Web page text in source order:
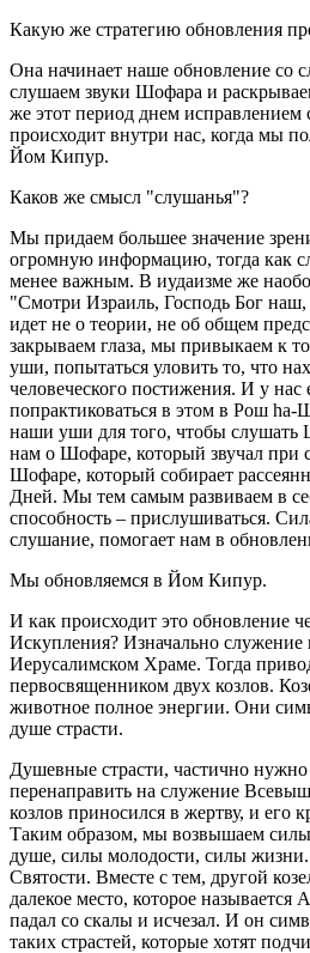
Какую же стратегию обновления
Она начинает наше обновление со
слушаем звуки Шофара и
же этот период днем исправлением
происходит внутри нас, когда мы
Йом Кипур.
Каков же смысл "слушанья"?
Мы придаем большее значение
огромную информацию, тогда как
менее важным. В иудаизме же
"Смотри Израиль, Господь Бог
идет не о теории, не об общем
закрываем глаза, мы привыкаем к
уши, попытаться уловить то, что
человеческого постижения. И у нас
попрактиковаться в этом в Рош
наши уши для того, чтобы
нам о Шофаре, который звучал при
Шофаре, который собирает
Дней. Мы тем самым развиваем в
способность – прислушиваться.
слушание, помогает нам в
Мы обновляемся в Йом Кипур.
И как происходит это обновление
Искупления? Изначально служение
Иерусалимском Храме. Тогда
первосвященником двух козлов.
животное полное энергии. Они
душе страсти.
Душевные страсти, частично нужно
перенаправить на служение
козлов приносился в жертву, и его
Таким образом, мы возвышаем
душе, силы молодости, силы
Святости. Вместе с тем, другой
далекое место, которое называется
падал со скалы и исчезал. И он
таких страстей, которые хотят